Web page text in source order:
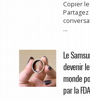
Copier
...
Le
devenir
monde
par la